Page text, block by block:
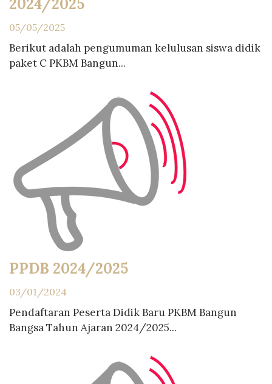
2024/2025
05/05/2025
Berikut adalah pengumuman kelulusan siswa didik
paket C PKBM Bangun...
PPDB 2024/2025
03/01/2024
Pendaftaran Peserta Didik Baru PKBM Bangun
Bangsa Tahun Ajaran 2024/2025...